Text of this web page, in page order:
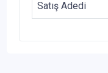
Satış Adedi